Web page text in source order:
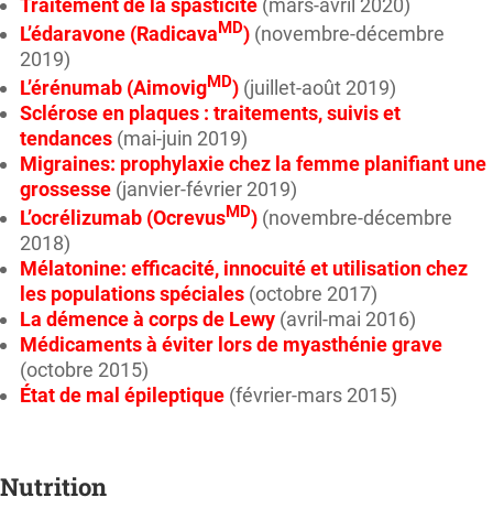
Traitement de la spasticité (mars-avril 2020)
L’édaravone (RadicavaMD) (novembre-décembre
2019)
L’érénumab (AimovigMD) (juillet-août 2019)
Sclérose en plaques : traitements, suivis et
tendances (mai-juin 2019)
Migraines: prophylaxie chez la femme planifiant une
grossesse (janvier-février 2019)
L’ocrélizumab (OcrevusMD) (novembre-décembre
2018)
Mélatonine: efficacité, innocuité et utilisation chez
les populations spéciales (octobre 2017)
La démence à corps de Lewy (avril-mai 2016)
Médicaments à éviter lors de myasthénie grave
(octobre 2015)
État de mal épileptique (février-mars 2015)
Nutrition